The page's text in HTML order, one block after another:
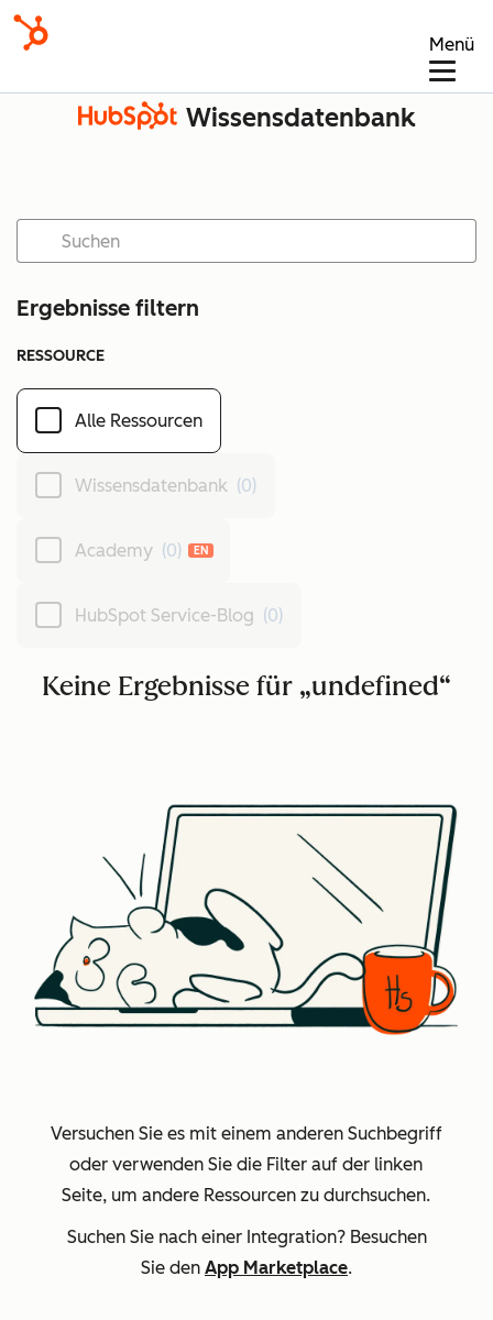
Menü
Wissensdatenbank
Ergebnisse filtern
RESSOURCE
Alle Ressourcen
Wissensdatenbank (0)
Academy (0) EN
HubSpot Service-Blog (0)
Keine Ergebnisse für „undefined“
Versuchen Sie es mit einem anderen Suchbegriff
oder verwenden Sie die Filter auf der linken
Seite, um andere Ressourcen zu durchsuchen.
Suchen Sie nach einer Integration? Besuchen
Sie den App Marketplace.